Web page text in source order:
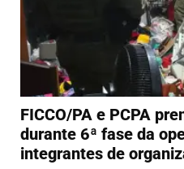
FICCO/PA e PCPA
durante 6ª fase da
integrantes de